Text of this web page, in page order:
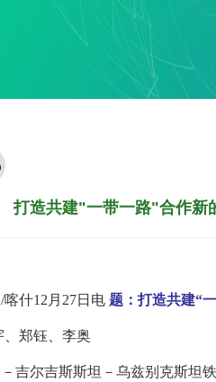
打造共建"一带一路"合作新
什12月27日电 题：打造共建“
、郑钰、李奥
吉尔吉斯斯坦－乌兹别克斯坦